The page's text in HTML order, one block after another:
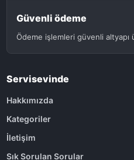
Güvenli ödeme
Ödeme işlemleri güvenli altyapı
Servisevinde
Hakkımızda
Kategoriler
İletişim
Sık Sorulan Sorular